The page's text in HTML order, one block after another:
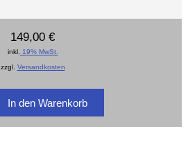
149,00 €
inkl. 19% MwSt.
zzgl. Versandkosten